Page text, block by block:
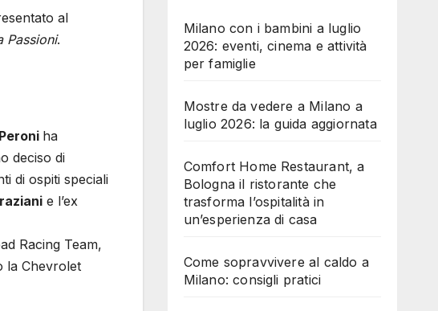
al
Passioni.
ha
deciso di
di ospiti speciali
e l’ex
Racing Team,
la Chevrolet
Milano con i bambini a luglio
2026: eventi, cinema e attività
per famiglie
Mostre da vedere a Milano a
luglio 2026: la guida aggiornata
Comfort Home Restaurant, a
Bologna il ristorante che
trasforma l’ospitalità in
un’esperienza di casa
Come sopravvivere al caldo a
Milano: consigli pratici